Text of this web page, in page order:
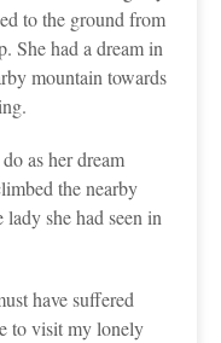
to the ground from
She had a dream in
mountain towards
as her dream
the nearby
she had seen in
have suffered
to visit my lonely